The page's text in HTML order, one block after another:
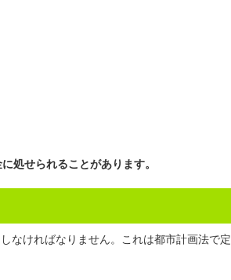
処せられることがあります。
なければなりません。これは都市計画法で定